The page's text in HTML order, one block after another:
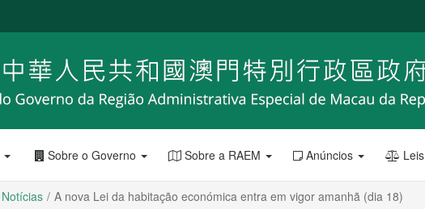
Sobre o Governo Sobre a RAEM Anúncios Leis
Notícias A nova Lei da habitação económica entra em vigor amanhã (dia 18)